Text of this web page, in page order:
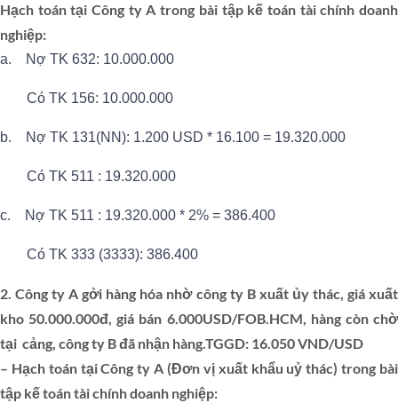
Hạch toán tại Công ty A trong bài tập kế toán tài chính doanh
nghiệp:
a. Nợ TK 632: 10.000.000
Có TK 156: 10.000.000
b. Nợ TK 131(NN): 1.200 USD * 16.100 = 19.320.000
Có TK 511 : 19.320.000
c. Nợ TK 511 : 19.320.000 * 2% = 386.400
Có TK 333 (3333): 386.400
2. Công ty A gởi hàng hóa nhờ công ty B xuất ủy thác, giá xuất
kho 50.000.000đ, giá bán 6.000USD/FOB.HCM, hàng còn chờ
tại cảng, công ty B đã nhận hàng.TGGD: 16.050 VND/USD
– Hạch toán tại Công ty A (Đơn vị xuất khẩu uỷ thác) trong bài
tập kế toán tài chính doanh nghiệp: